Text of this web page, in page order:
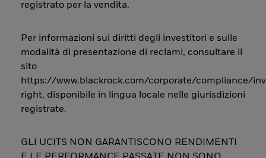
registrato per la vendita.
Per informazioni sui diritti degli investitori e sulle
modalità di presentazione di reclami, consultare il
sito
https://www.blackrock.com/corporate/compliance/
right, disponibile in lingua locale nelle giurisdizioni
registrate.
GLI UCITS NON GARANTISCONO RENDIMENTI